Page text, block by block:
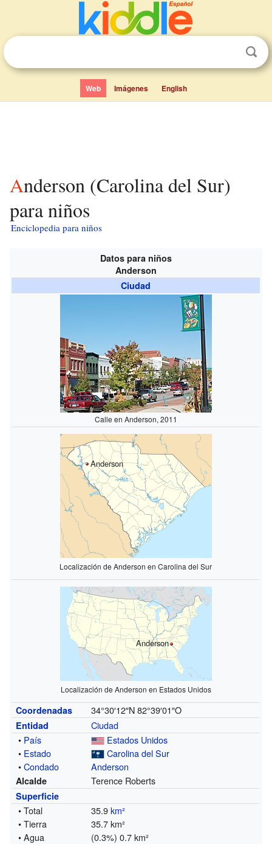
Web Imágenes English
Anderson (Carolina del Sur)
para niños
Enciclopedia para niños
Datos para niños
Anderson
Ciudad
Calle en Anderson, 2011
Anderson
Localización de Anderson en Carolina del Sur
Anderson
Localización de Anderson en Estados Unidos
Coordenadas 34°30′12″N 82°39′01″O
Entidad
Ciudad
• País
Estados Unidos
• Estado
Carolina del Sur
•Condado Anderson
Alcalde Terence Roberts
Superficie
• Total 35.9km²
• Tierra
35.7 km²
• Agua
(0.3%) 0.7 km²